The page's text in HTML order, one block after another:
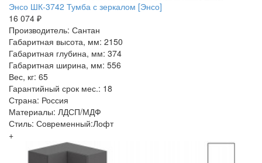
Энсо ШК-3742 Тумба с зеркалом [Энсо]
16 074 ₽
Производитель: Сантан
Габаритная высота, мм: 2150
Габаритная глубина, мм: 374
Габаритная ширина, мм: 556
Вес, кг: 65
Гарантийный срок мес.: 18
Страна: Россия
Материалы: ЛДСП/МДФ
Стиль: Современный:Лофт
+